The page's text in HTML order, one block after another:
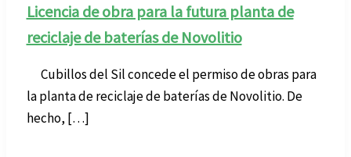
Licencia de obra para la futura planta de
reciclaje de baterías de Novolitio
Cubillos del Sil concede el permiso de obras para
la planta de reciclaje de baterías de Novolitio. De
hecho, […]